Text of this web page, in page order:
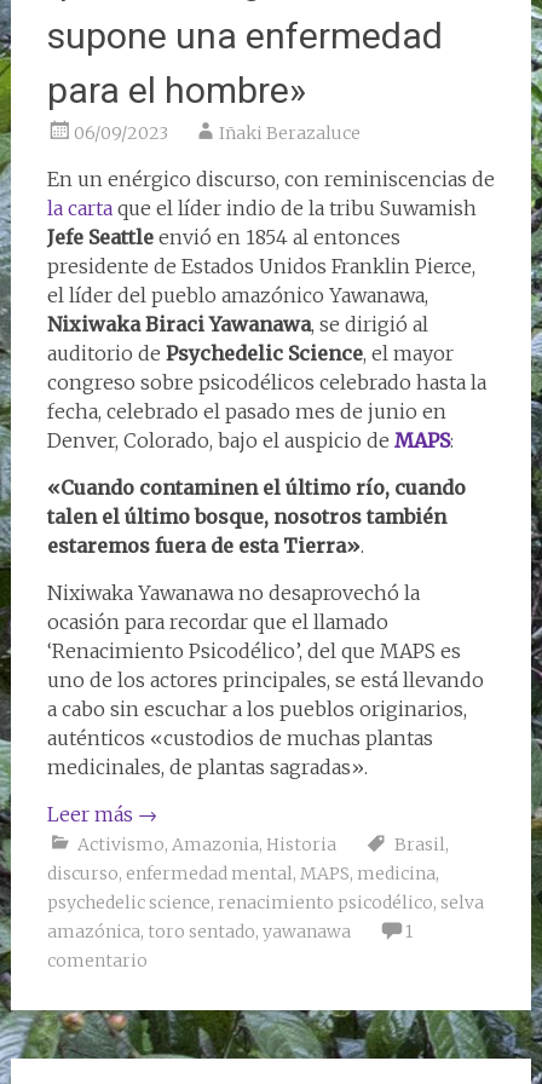
supone una enfermedad
para el hombre»
06/09/2023 Iñaki Berazaluce
En un enérgico discurso, con reminiscencias de
la carta que el líder indio de la tribu Suwamish
Jefe Seattle envió en 1854 al entonces
presidente de Estados Unidos Franklin Pierce,
el líder del pueblo amazónico Yawanawa,
Nixiwaka Biraci Yawanawa, se dirigió al
auditorio de Psychedelic Science, el mayor
congreso sobre psicodélicos celebrado hasta la
fecha, celebrado el pasado mes de junio en
Denver, Colorado, bajo el auspicio de MAPS:
«Cuando contaminen el último río, cuando
talen el último bosque, nosotros también
estaremos fuera de esta Tierra».
Nixiwaka Yawanawa no desaprovechó la
ocasión para recordar que el llamado
‘Renacimiento Psicodélico’, del que MAPS es
uno de los actores principales, se está llevando
a cabo sin escuchar a los pueblos originarios,
auténticos «custodios de muchas plantas
medicinales, de plantas sagradas».
Leer más →
Activismo, Amazonia, Historia Brasil,
discurso, enfermedad mental, MAPS, medicina,
psychedelic science, renacimiento psicodélico, selva
amazónica, toro sentado, yawanawa
1
comentario